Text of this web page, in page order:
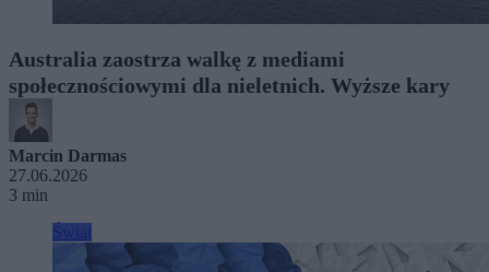
Australia zaostrza walkę z mediami
społecznościowymi dla nieletnich. Wyższe kary
Marcin Darmas
27.06.2026
3 min